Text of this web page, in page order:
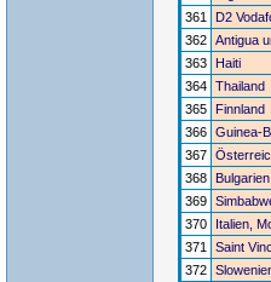
361
D2
362 Antigua
363 Haiti
364 Thailand
365 Finnland
366 Guinea-
367
368 Bulgarien
369
370
Italien,
371
Saint
372